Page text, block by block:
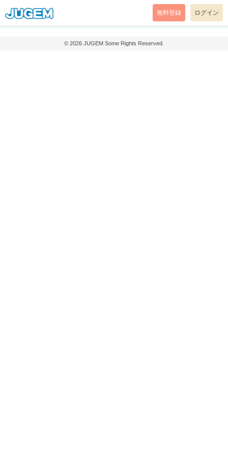
無料登録 ログイン
© 2026 JUGEM Some Rights Reserved.